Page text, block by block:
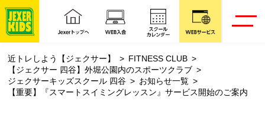
近トレしよう【ジェクサー】
FITNESS CLUB
【ジェクサー 四谷】外堀公園内のスポーツクラブ
ジェクサーキッズスクール 四谷
お知らせ一覧
【重要】『スマートスイミングレッスン』サービス開始のご案内